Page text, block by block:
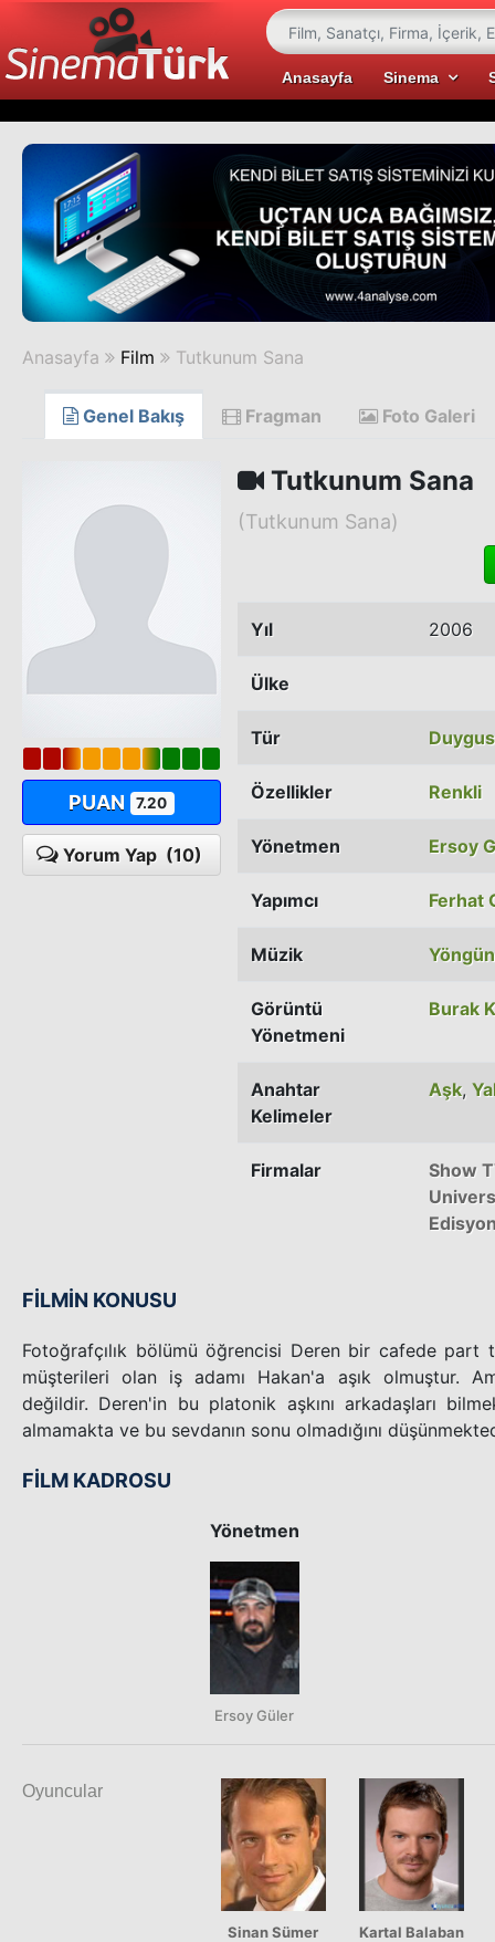
Anasayfa Sinema
Anasayfa Film Tutkunum Sana
Genel Bakış Fragman Foto Galeri
PUAN 7.20
Yorum Yap (10)
Tutkunum Sana
(Tutkunum Sana)
Yıl 2006
Ülke
Tür
Özellikler Renkli
Yönetmen Ersoy
Yapımcı Ferhat
Müzik
Görüntü
Yönetmeni
Burak
Anahtar
Kelimeler
Aşk,
Firmalar
Show
FİLMİN KONUSU
Fotoğrafçılık bölümü öğrencisi Deren bir cafede part
müşterileri olan iş adamı Hakan'a aşık olmuştur.
değildir. Deren'in bu platonik aşkını arkadaşları
almamakta ve bu sevdanın sonu olmadığını
FİLM KADROSU
Yönetmen
Ersoy Güler
Oyuncular
Sinan Sümer
Kartal Balaban